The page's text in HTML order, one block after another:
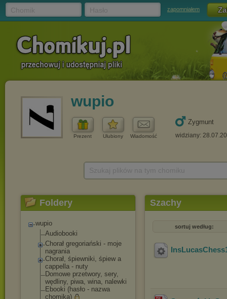
zapomniałem
wupio
Prezent Ulubiony Wiadomość
Zygmunt
widziany:
Foldery
wupio
Audiobooki
Chorał gregoriański - moje
nagrania
Chorał, śpiewniki, śpiew a
cappella - nuty
Domowe przetwory, sery,
wędliny, piwa, wina, nalewki
Ebooki (hasło - nazwa
chomika)
Szachy
sortuj według: